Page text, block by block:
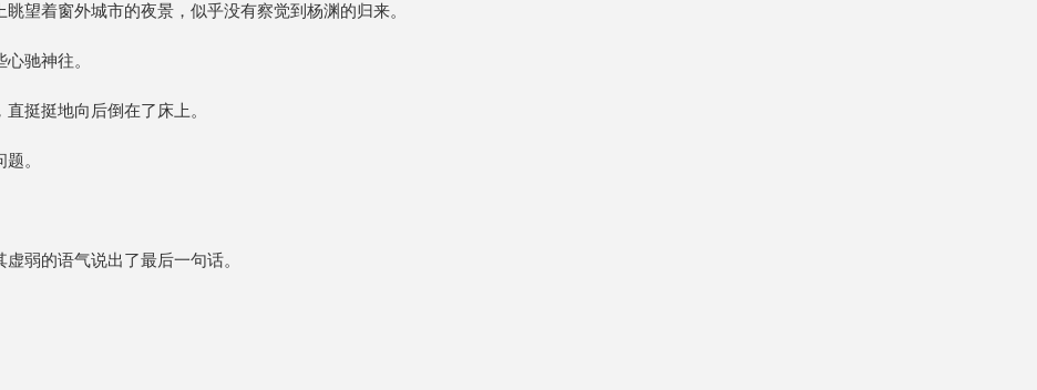
望着窗外城市的夜景，似乎没有察觉到杨渊的归来。
驰神往。
挺挺地向后倒在了床上。
。
弱的语气说出了最后一句话。